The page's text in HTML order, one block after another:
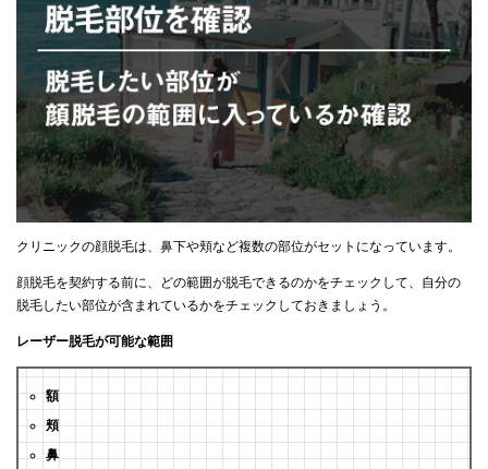
クリニックの顔脱毛は、鼻下や頬など複数の部位がセットになっています。
顔脱毛を契約する前に、どの範囲が脱毛できるのかをチェックして、自分の
脱毛したい部位が含まれているかをチェックしておきましょう。
レーザー脱毛が可能な範囲
額
頬
鼻